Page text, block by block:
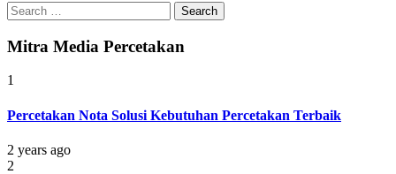
Search
for:
Mitra Media Percetakan
1
Percetakan Nota Solusi Kebutuhan Percetakan Terbaik
2 years ago
2